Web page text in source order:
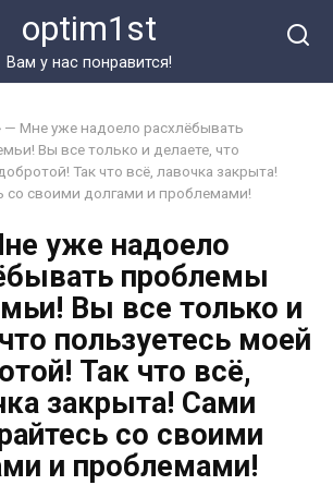
optim1st
Вам у нас понравится!
— Мне уже надоело расхлёбывать
Вы все только и делаете, что
Так что всё, лавочка закрыта!
со своими долгами и проблемами!
уже надоело
проблемы
Вы все только и
пользуетесь моей
Так что всё,
закрыта! Сами
со своими
и проблемами!